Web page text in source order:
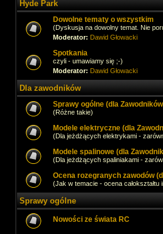
Hyde Park
Dowolne tematy o wszystkim
(Dyskusja na dowolny temat. Nie
Moderator: Dawid Głowacki
Spotkania
czyli - umawiamy się ;-)
Moderator: Dawid Głowacki
Dla zawodników
Sprawy ogólne (dla
(Różne takie)
Modele elektryczne (dla
(Dla jeżdżących elektrykami -
Modele spalinowe (dla
(Dla jeżdżących spaliniakami -
Ocena rozegranych zawodów
(Jak w temacie - ocena całokształtu
Sprawy ogólne
Nowości ze świata RC